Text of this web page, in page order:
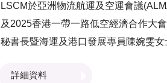
LSCM於亞洲物流航運及空運會議
及2025香港一帶一路低空經濟合作大會。 活動的第一個環節由香港特別行政區政府運輸及物
秘書長暨海運及港口發展專員陳婉雯
性。於峰會上，LSCM更與運輸及物
詳細資料